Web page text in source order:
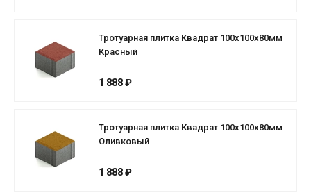
Тротуарная плитка Квадрат 100х100х80мм
Красный
1 888 ₽
Тротуарная плитка Квадрат 100х100х80мм
Оливковый
1 888 ₽